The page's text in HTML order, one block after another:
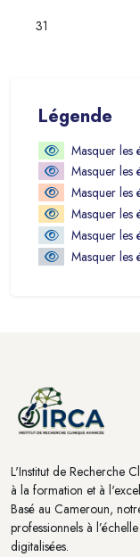
Aucun événement,
31
Légende
Masquer les
Masquer les
Masquer les
Masquer les
Masquer les
Masquer les
L'Institut de Recherche
à la formation et à
Basé au Cameroun,
professionnels à
digitalisées.